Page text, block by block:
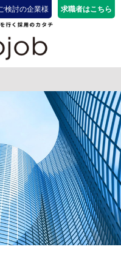
検討の企業様 求職者はこちら